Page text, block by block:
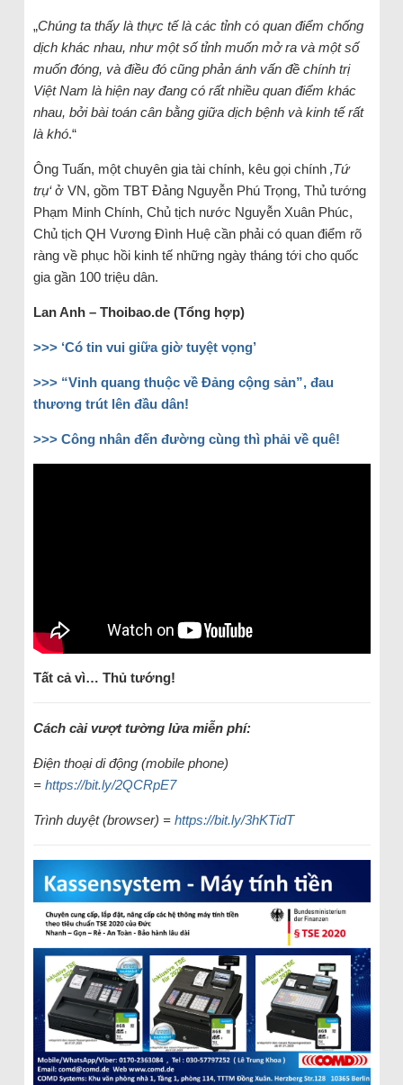
„Chúng ta thấy là thực tế là các tỉnh có quan điểm chống
dịch khác nhau, như một số tỉnh muốn mở ra và một số
muốn đóng, và điều đó cũng phản ánh vấn đề chính trị
Việt Nam là hiện nay đang có rất nhiều quan điểm khác
nhau, bởi bài toán cân bằng giữa dịch bệnh và kinh tế rất
là khó.“
Ông Tuấn, một chuyên gia tài chính, kêu gọi chính ‚Tứ
trụ‘ở VN, gồm TBT Đảng Nguyễn Phú Trọng, Thủ tướng
Phạm Minh Chính, Chủ tịch nước Nguyễn Xuân Phúc,
Chủ tịch QH Vương Đình Huệ cần phải có quan điểm rõ
ràng về phục hồi kinh tế những ngày tháng tới cho quốc
gia gần 100 triệu dân.
Lan Anh – Thoibao.de (Tổng hợp)
>>> ‘Có tin vui giữa giờ tuyệt vọng’
>>> “Vinh quang thuộc về Đảng cộng sản”, đau
thương trút lên đầu dân!
>>> Công nhân đến đường cùng thì phải về quê!
Tất cả vì… Thủ tướng!
Cách cài vượt tường lửa miễn phí:
Điện thoại di động (mobile phone)
= https://bit.ly/2QCRpE7
Trình duyệt (browser) = https://bit.ly/3hKTidT